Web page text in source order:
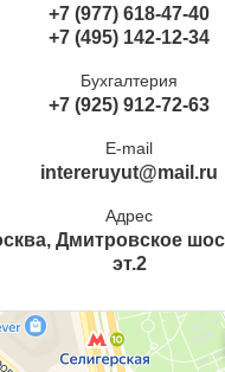
+7 (977) 618-47-40
+7 (495) 142-12-34
Бухгалтерия
+7 (925) 912-72-63
E-mail
intereruyut@mail.ru
Адрес
Дмитровское
эт.2